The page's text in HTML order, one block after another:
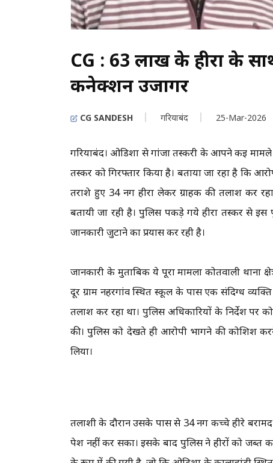
CG : 63 लाख के हीरों के
कनेक्शन उजागर
CG SANDESH गरियाबंद 25-Mar-2026
गरियाबंद। ओडिशा से गांजा तस्करी के आपने कई
तस्कर को गिरफ्तार किया है। बताया जा रहा है कि
तराशे हुए 34 नग हीरा लेकर ग्राहक की तलाश कर
बतायी जा रही है। पुलिस पकड़े गये हीरा तस्कर से इस
जानकारी जुटाने का प्रयास कर रही है।
जानकारी के मुताबिक ये पूरा मामला कोतवाली थाना
दूर ग्राम नहरगांव स्थित स्कूल के पास एक संदिग्ध
तलाश कर रहा था। पुलिस अधिकारियों के निर्देश
की। पुलिस को देखते ही आरोपी भागने की कोशिश
लिया।
तलाशी के दौरान उसके पास से 34 नग कच्चे हीरे
पेश नहीं कर सका। इसके बाद पुलिस ने हीरों को जब्त